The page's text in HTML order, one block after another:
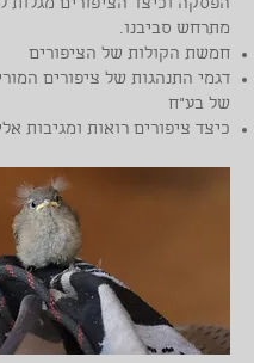
הפסקה וכיצד הציפורים מגלות
מתרחש סביבנו.
חמשת הקולות של הציפורים
דגמי התנהגות של ציפורים
של בע"ח
כיצד ציפורים רואות ומגיבות